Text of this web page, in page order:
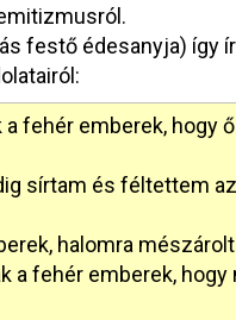
festő édesanyja) így
fehér emberek, hogy
sírtam és féltettem
halomra
a fehér emberek,